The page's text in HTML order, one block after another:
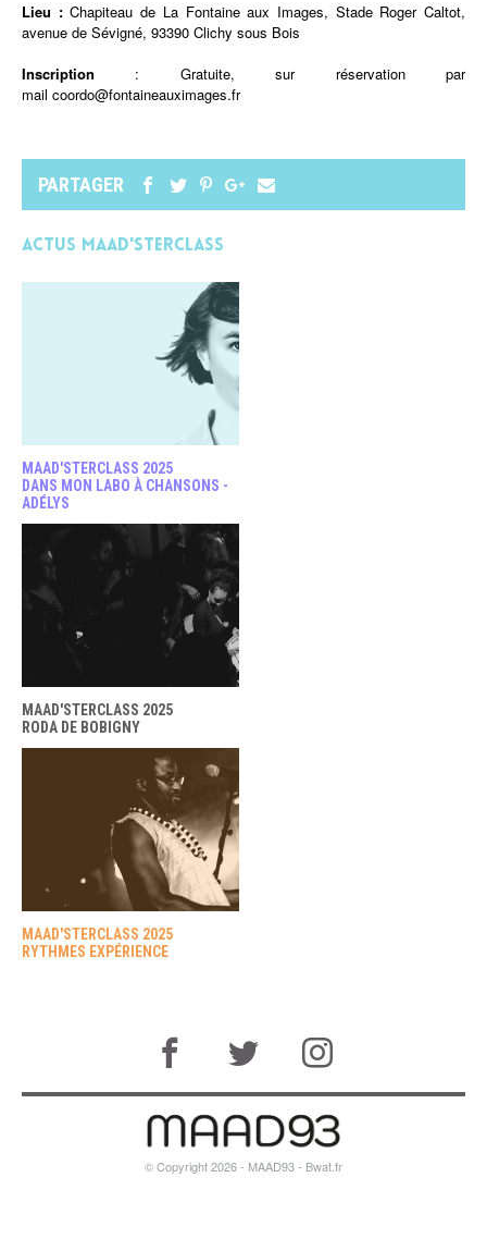
Lieu :Chapiteau de La Fontaine aux Images, Stade Roger Caltot,
avenue de Sévigné, 93390 Clichy sous Bois
Inscription : Gratuite, sur réservation par
mail coordo@fontaineauximages.fr
PARTAGER
Actus MAAD'STERCLASS
MAAD'STERCLASS 2025
DANS MON LABO À CHANSONS -
ADÉLYS
MAAD'STERCLASS 2025
RODA DE BOBIGNY
MAAD'STERCLASS 2025
RYTHMES EXPÉRIENCE
© Copyright 2026 - MAAD93 - Bwat.fr